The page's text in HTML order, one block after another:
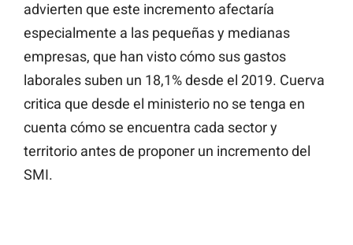
advierten que este incremento afectaría
especialmente a las pequeñas y medianas
empresas, que han visto cómo sus gastos
laborales suben un 18,1% desde el 2019. Cuerva
critica que desde el ministerio no se tenga en
cuenta cómo se encuentra cada sector y
territorio antes de proponer un incremento del
SMI.